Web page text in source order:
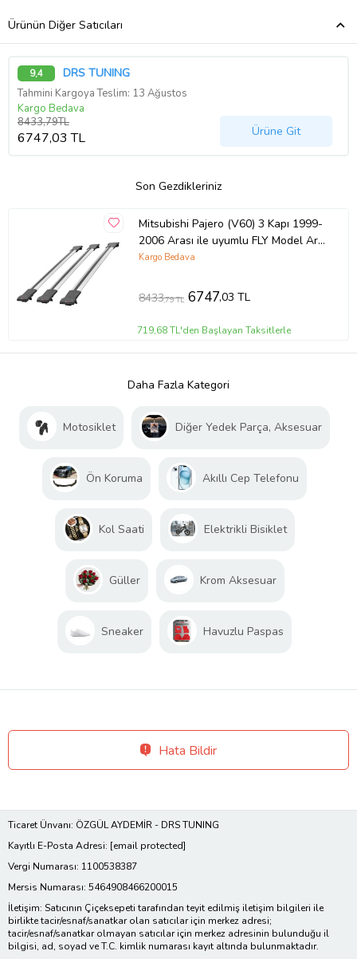
Ürünün Diğer Satıcıları
9,4 DRS TUNING
Tahmini Kargoya Teslim: 13 Ağustos
Kargo Bedava
8433,79TL
6747,03 TL Ürüne Git
Son Gezdikleriniz
Mitsubishi Pajero (V60) 3 Kapı 1999-
2006 Arası ile uyumlu FLY Model Ara
Atkı Tavan Barı GRİ 3 ADET
Kargo Bedava
8433,79 TL 6747,03 TL
719,68 TL'den Başlayan Taksitlerle
Daha Fazla Kategori
Motosiklet Diğer Yedek Parça, Aksesuar
Ön Koruma Akıllı Cep Telefonu
Kol Saati Elektrikli Bisiklet
Güller Krom Aksesuar
Sneaker Havuzlu Paspas
Hata Bildir
Ticaret Ünvanı: ÖZGÜL AYDEMİR - DRS TUNING
Kayıtlı E-Posta Adresi: [email protected]
Vergi Numarası: 1100538387
Mersis Numarası: 5464908466200015
İletişim: Satıcının Çiçeksepeti tarafından teyit edilmiş iletişim bilgileri ile
birlikte tacir/esnaf/sanatkar olan satıcılar için merkez adresi;
tacir/esnaf/sanatkar olmayan satıcılar için merkez adresinin bulunduğu il
bilgisi, ad, soyad ve T.C. kimlik numarası kayıt altında bulunmaktadır.